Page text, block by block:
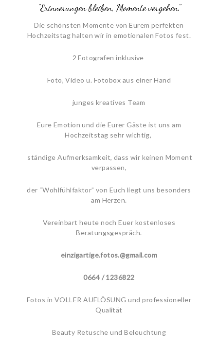
"Erinnerungen bleiben, Momente vergehen."
Die schönsten Momente von Eurem perfekten
Hochzeitstag halten wir in emotionalen Fotos fest.
2 Fotografen inklusive
Foto, Video u. Fotobox aus einer Hand
junges kreatives Team
Eure Emotion und die Eurer Gäste ist uns am
Hochzeitstag sehr wichtig,
ständige Aufmerksamkeit, dass wir keinen Moment
verpassen,
der “Wohlfühlfaktor” von Euch liegt uns besonders
am Herzen.
Vereinbart heute noch Euer kostenloses
Beratungsgespräch.
einzigartige.fotos.@gmail.com
0664 / 1236822
Fotos in VOLLER AUFLÖSUNG und professioneller
Qualität
Beauty Retusche und Beleuchtung